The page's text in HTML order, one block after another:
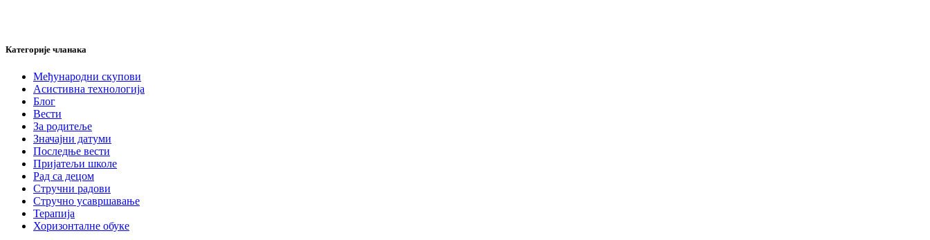
Категорије чланака
Међународни скупови
Асистивна технологија
Блог
Вести
За родитеље
Значајни датуми
Последње вести
Пријатељи школе
Рад са децом
Стручни радови
Стручно усавршавање
Терапија
Хоризонталне обуке